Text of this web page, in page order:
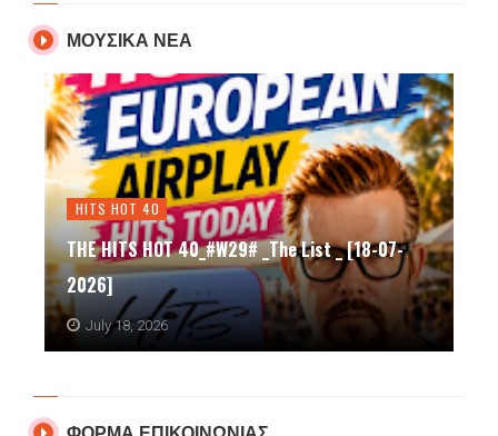
ΜΟΥΣΙΚΑ ΝΕΑ
Lifestyle
Η ενδοφρύνη που επιδρά στις γυναίκες
ώστε να δείξουν ενδιαφέρον για τους…
πιθανούς συντρόφους τους
July 16, 2026